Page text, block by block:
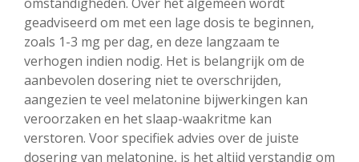
geadviseerd om met een lage dosis te beginnen,
zoals 1-3 mg per dag, en deze langzaam te
verhogen indien nodig. Het is belangrijk om de
aanbevolen dosering niet te overschrijden,
aangezien te veel melatonine bijwerkingen kan
veroorzaken en het slaap-waakritme kan
verstoren. Voor specifiek advies over de juiste
dosering van melatonine, is het altijd verstandig om